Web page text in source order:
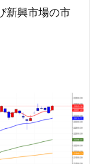
新興市場の市